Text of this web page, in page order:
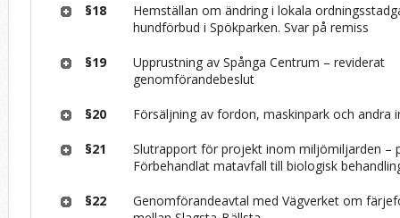
§18
Hemställan om ändring i lokala
hundförbud i Spökparken. Svar på remiss
§19
Upprustning av Spånga Centrum – reviderat
genomförandebeslut
§20 Försäljning av fordon, maskinpark och andra
§21
Slutrapport för projekt inom miljömiljarden –
Förbehandlat matavfall till biologisk
§22
Genomförandeavtal med Vägverket om